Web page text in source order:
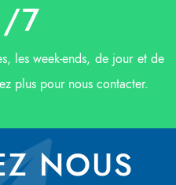
7
les week-ends, de jour et de
plus pour nous contacter.
NOUS